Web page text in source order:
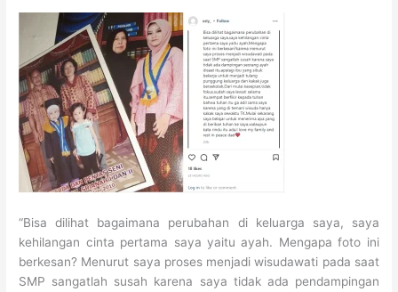
“Bisa dilihat bagaimana perubahan di keluarga saya, saya
kehilangan cinta pertama saya yaitu ayah. Mengapa foto ini
berkesan? Menurut saya proses menjadi wisudawati pada saat
SMP sangatlah susah karena saya tidak ada pendampingan